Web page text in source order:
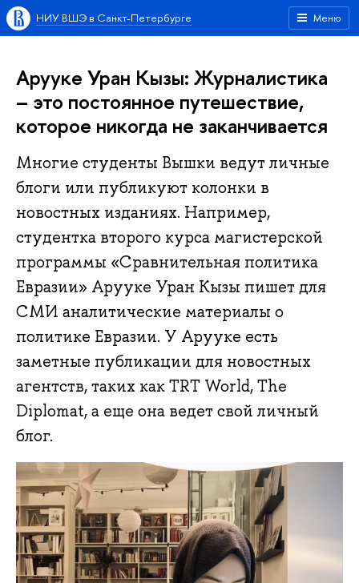
Меню
НИУ ВШЭ в Санкт-Петербурге
Арууке Уран Кызы: Журналистика
– это постоянное путешествие,
которое никогда не заканчивается
Многие студенты Вышки ведут личные
блоги или публикуют колонки в
новостных изданиях. Например,
студентка второго курса магистерской
программы «Сравнительная политика
Евразии» Арууке Уран Кызы пишет для
СМИ аналитические материалы о
политике Евразии. У Арууке есть
заметные публикации для новостных
агентств, таких как TRT World, The
Diplomat, а еще она ведет свой личный
блог.